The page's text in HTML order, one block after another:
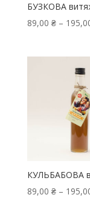
БУЗКОВА
89,00 ₴ –
КУЛЬБАБОВА
89,00 ₴ –